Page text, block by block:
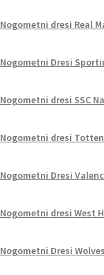
Nogometni dresi Real
Nogometni Dresi
Nogometni dresi SSC
Nogometni dresi
Nogometni Dresi
Nogometni dresi West
Nogometni Dresi Wolves